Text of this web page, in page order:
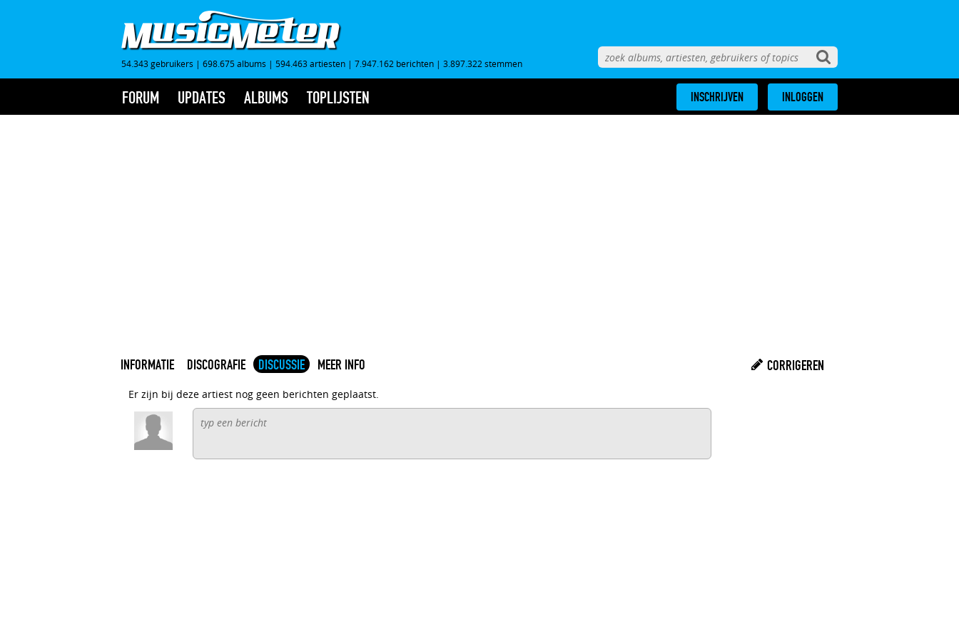
54.343 gebruikers | 698.675 albums | 594.463 artiesten | 7.947.162 berichten | 3.897.322 stemmen
FORUM UPDATES ALBUMS TOPLIJSTEN INSCHRIJVEN INLOGGEN
INFORMATIE DISCOGRAFIE DISCUSSIE MEER INFO CORRIGEREN
Er zijn bij deze artiest nog geen berichten geplaatst.